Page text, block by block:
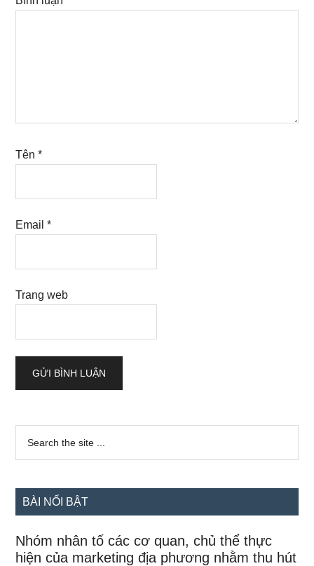
Tên*
Email*
Trang web
Sidebar
chính
...
BÀI NỔI BẬT
Nhóm nhân tố các cơ quan, chủ thể thực
hiện của marketing địa phương nhằm thu hút